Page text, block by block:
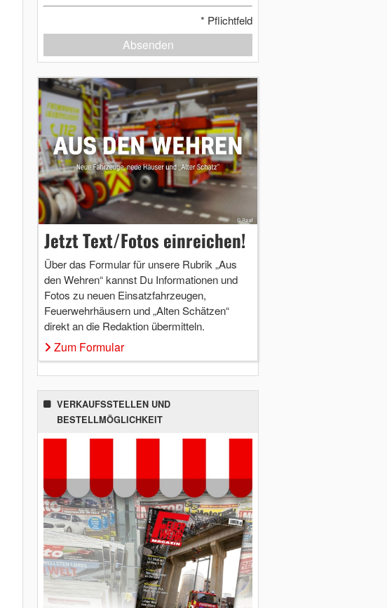
* Pflichtfeld
Absenden
Jetzt Text/Fotos einreichen!
Über das Formular für unsere Rubrik „Aus
den Wehren“ kannst Du Informationen und
Fotos zu neuen Einsatzfahrzeugen,
Feuerwehrhäusern und „Alten Schätzen“
direkt an die Redaktion übermitteln.
Zum Formular
VERKAUFSSTELLEN UND
BESTELLMÖGLICHKEIT